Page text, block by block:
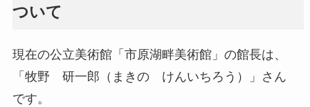
ついて
現在の公立美術館「市原湖畔美術館」の館長は、
「牧野 研一郎（まきの けんいちろう）」さん
です。